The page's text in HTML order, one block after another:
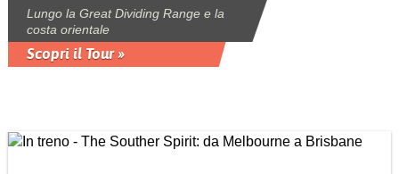
Lungo la Great Dividing Range e la
costa orientale
Scopri il Tour »